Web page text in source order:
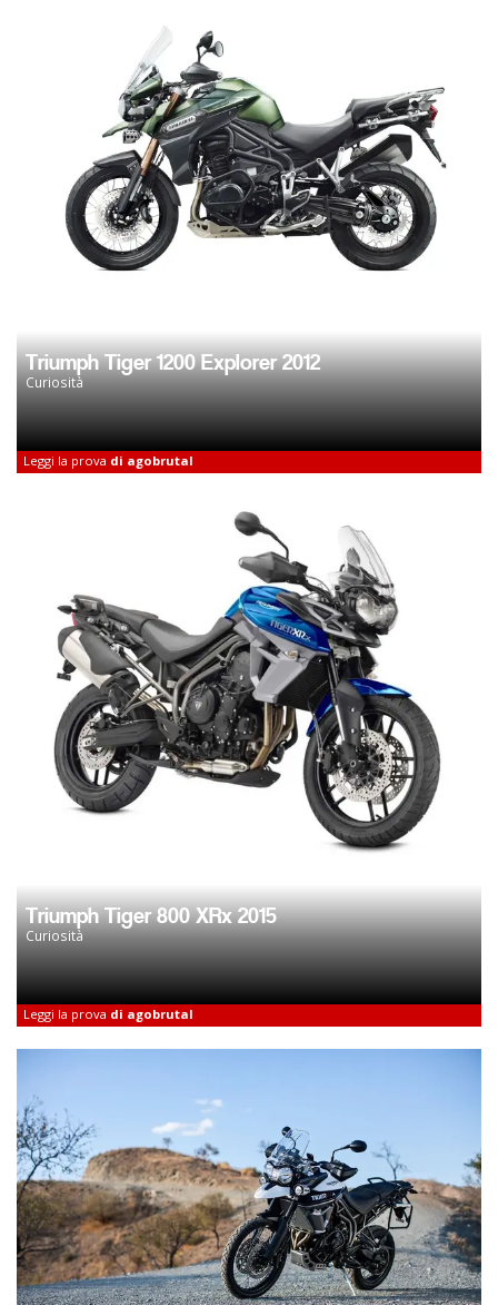
Triumph Tiger 1200 Explorer 2012
Curiosità
Leggi la prova di agobrutal
Triumph Tiger 800 XRx 2015
Curiosità
Leggi la prova di agobrutal